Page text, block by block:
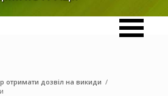
отримати дозвіл на викиди /